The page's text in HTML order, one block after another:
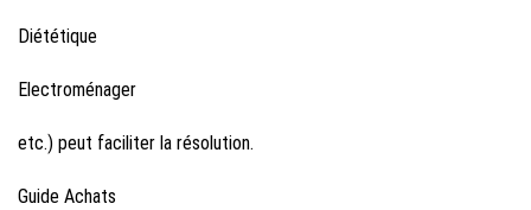
Diététique
Electroménager
etc.) peut faciliter la résolution.
Guide Achats